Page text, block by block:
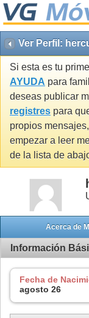
Ver Perfil:
Si esta es tu
AYUDA para
deseas publicar
registres para
propios
empezar a leer
de la lista de
Acerca de
Información
Fecha de
agosto 26